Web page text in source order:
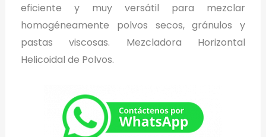
eficiente y muy versátil para mezclar
homogéneamente polvos secos, gránulos y
pastas viscosas. Mezcladora Horizontal
Helicoidal de Polvos.